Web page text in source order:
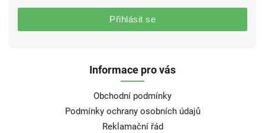
Informace pro vás
Obchodní podmínky
Podmínky ochrany osobních údajů
Reklamační řád
Přihlásit se